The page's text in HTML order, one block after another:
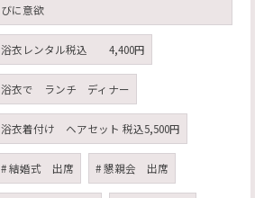
びに意欲
浴衣レンタル税込 4,400円
浴衣で ランチ ディナー
浴衣着付け ヘアセット 税込5,500円
# 結婚式 出席 # 懇親会 出席